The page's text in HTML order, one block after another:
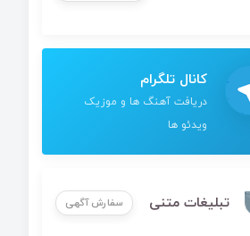
کانال تلگرام
دریافت آهنگ ها و موزیک
ویدئو ها
تبلیغات متنی سفارش آگهی